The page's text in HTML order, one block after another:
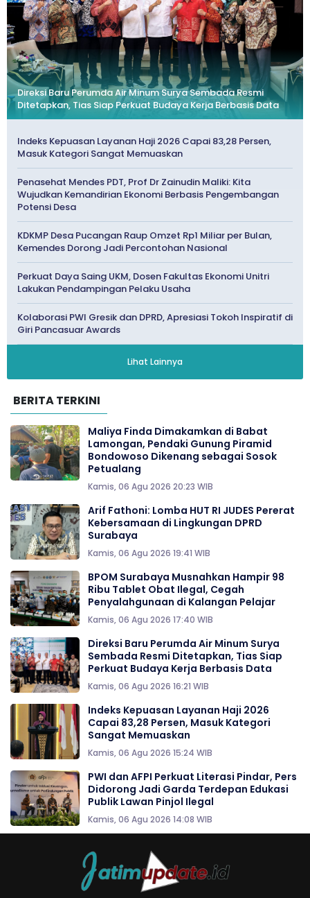
Direksi Baru Perumda Air Minum Surya Sembada Resmi
Ditetapkan, Tias Siap Perkuat Budaya Kerja Berbasis Data
Indeks Kepuasan Layanan Haji 2026 Capai 83,28 Persen,
Masuk Kategori Sangat Memuaskan
Penasehat Mendes PDT, Prof Dr Zainudin Maliki: Kita
Wujudkan Kemandirian Ekonomi Berbasis Pengembangan
Potensi Desa
KDKMP Desa Pucangan Raup Omzet Rp1 Miliar per Bulan,
Kemendes Dorong Jadi Percontohan Nasional
Perkuat Daya Saing UKM, Dosen Fakultas Ekonomi Unitri
Lakukan Pendampingan Pelaku Usaha
Kolaborasi PWI Gresik dan DPRD, Apresiasi Tokoh Inspiratif di
Giri Pancasuar Awards
Lihat Lainnya
BERITA TERKINI
Maliya Finda Dimakamkan di Babat
Lamongan, Pendaki Gunung Piramid
Bondowoso Dikenang sebagai Sosok
Petualang
Kamis, 06 Agu 2026 20:23 WIB
Arif Fathoni: Lomba HUT RI JUDES Pererat
Kebersamaan di Lingkungan DPRD
Surabaya
Kamis, 06 Agu 2026 19:41 WIB
BPOM Surabaya Musnahkan Hampir 98
Ribu Tablet Obat Ilegal, Cegah
Penyalahgunaan di Kalangan Pelajar
Kamis, 06 Agu 2026 17:40 WIB
Direksi Baru Perumda Air Minum Surya
Sembada Resmi Ditetapkan, Tias Siap
Perkuat Budaya Kerja Berbasis Data
Kamis, 06 Agu 2026 16:21 WIB
Indeks Kepuasan Layanan Haji 2026
Capai 83,28 Persen, Masuk Kategori
Sangat Memuaskan
Kamis, 06 Agu 2026 15:24 WIB
PWI dan AFPI Perkuat Literasi Pindar, Pers
Didorong Jadi Garda Terdepan Edukasi
Publik Lawan Pinjol Ilegal
Kamis, 06 Agu 2026 14:08 WIB